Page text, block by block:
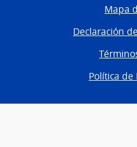
Mapa
Declaración
Política de